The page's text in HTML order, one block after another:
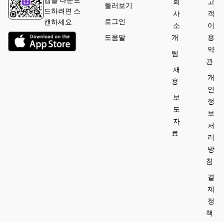
드하려면 스
캔하세요
둘러보기
로그인
도움말
사
소
개
팀
채
용
보
도
자
료
객
이
용
약
관
개
인
정
보
처
리
방
침
결
제
정
책